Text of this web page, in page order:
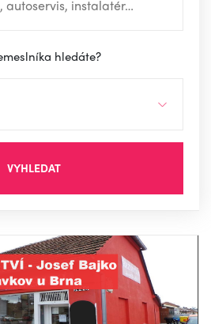
hledáte?
VYHLEDAT